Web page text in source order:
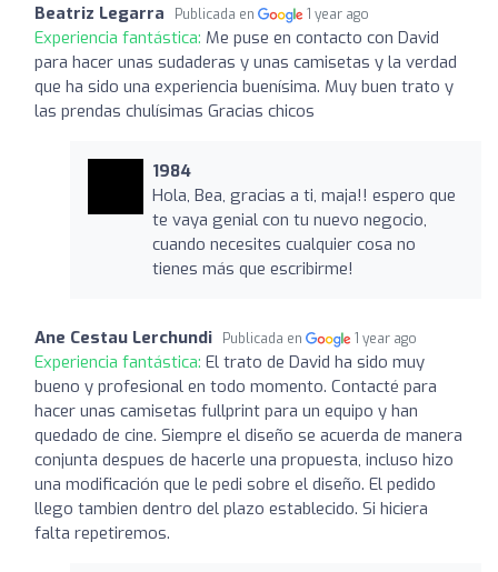
Beatriz Legarra Publicada en 1 year ago
Experiencia fantástica: Me puse en contacto con David
para hacer unas sudaderas y unas camisetas y la verdad
que ha sido una experiencia buenísima. Muy buen trato y
las prendas chulísimas Gracias chicos
1984
Hola, Bea, gracias a ti, maja!! espero que
te vaya genial con tu nuevo negocio,
cuando necesites cualquier cosa no
tienes más que escribirme!
Ane Cestau Lerchundi Publicada en 1 year ago
Experiencia fantástica: El trato de David ha sido muy
bueno y profesional en todo momento. Contacté para
hacer unas camisetas fullprint para un equipo y han
quedado de cine. Siempre el diseño se acuerda de manera
conjunta despues de hacerle una propuesta, incluso hizo
una modificación que le pedi sobre el diseño. El pedido
llego tambien dentro del plazo establecido. Si hiciera
falta repetiremos.